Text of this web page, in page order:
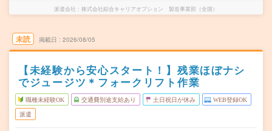
派遣会社 株式会社綜合キャリアオプション 製造事業部（全国）
未読 掲載日 2026/08/05
【未経験から安心スタート！】残業ほぼナシ
でジュージツ＊フォークリフト作業
職種未経験OK 交通費別途支給あり 土日祝日が休み WEB登録OK
派遣